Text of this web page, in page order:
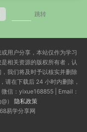
跳转
用户分享，本站仅作为学习
相关资源的版权所有者，认
我们将及时予以核实并删除
请在下载后 24 小时内删除，
信：yixue168855 | Email：
） 隐私政策
易学分享网